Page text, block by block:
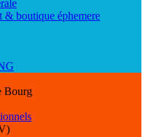
& boutique éphemere
Bourg